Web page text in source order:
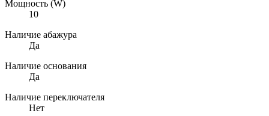
Мощность (W)
10
Наличие абажура
Да
Наличие основания
Да
Наличие переключателя
Нет